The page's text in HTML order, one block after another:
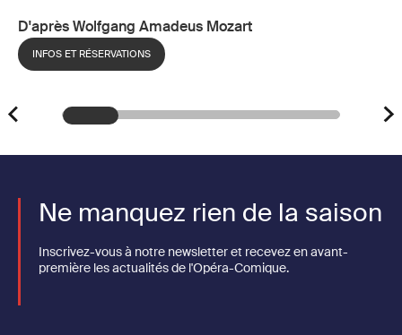
D'après Wolfgang Amadeus Mozart
INFOS ET RÉSERVATIONS
Ne manquez rien de la saison
Inscrivez-vous à notre newsletter et recevez en avant-
première les actualités de l'Opéra-Comique.